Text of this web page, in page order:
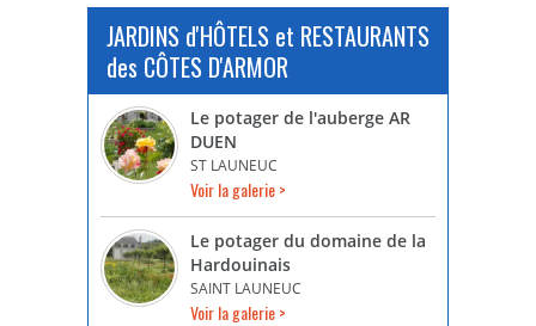
JARDINS d'HÔTELS et RESTAURANTS
des CÔTES D'ARMOR
Le potager de l'auberge AR
DUEN
ST LAUNEUC
Voir la galerie >
Le potager du domaine de la
Hardouinais
SAINT LAUNEUC
Voir la galerie >